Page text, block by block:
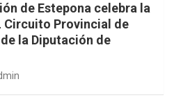
de Estepona celebra la
Circuito Provincial de
la Diputación de